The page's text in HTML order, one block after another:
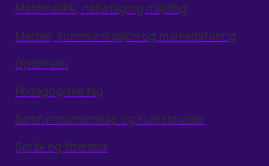
Matematikk, naturfag og miljøfag
Medier, kommunikasjon og markedsføring
Optometri
Pedagogiske fag
Samfunnsvitenskap og kulturstudier
Språk og litteratur